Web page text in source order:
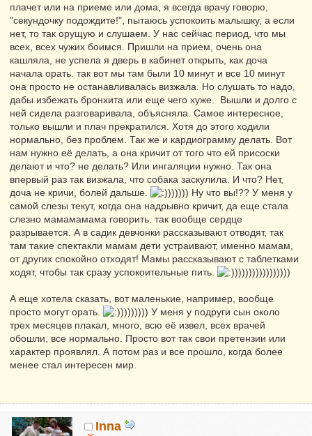
плачет или на приеме или дома, я всегда врачу говорю,
"секундочку подождите!", пытаюсь успокоить малышку, а если
нет, то так орущую и слушаем. У нас сейчас период, что мы
всех, всех чужих боимся. Пришли на прием, очень она
кашляла, не успела я дверь в кабинет открыть, как доча
начала орать. так вот мы там были 10 минут и все 10 минут
она просто не останавливалась визжала. Но слушать то надо,
дабы избежать бронхита или еще чего хуже. Вышли и долго с
ней сидела разговаривала, объясняла. Самое интересное,
только вышли и плач прекратился. Хотя до этого ходили
нормально, без проблем. Так же и кардиограмму делать. Вот
нам нужно её делать, а она кричит от того что ей присоски
делают и что? не делать? Или ингаляции нужно. Так она
впервый раз так визжала, что собака заскулила. И что? Нет,
доча не кричи, болей дальше.
))))) Ну что вы!?? У меня у
самой слезы текут, когда она надрывно кричит, да еще стала
слезно мамамамама говорить. так вообще сердце
разрывается. А в садик девчонки рассказывают отводят, так
там такие спектакли мамам дети устраивают, именно мамам,
от других спокойно отходят! Мамы рассказывают с таблетками
ходят, чтобы так сразу успокоительные пить.
)))))))))))))))
А еще хотела сказать, вот маленькие, например, вообще
просто могут орать.
))))))) У меня у подруги сын около
трех месяцев плакал, много, всю её извел, всех врачей
обошли, все нормально. Просто вот так свои претензии или
характер проявлял. А потом раз и все прошло, когда более
менее стал интересен мир.
Inna